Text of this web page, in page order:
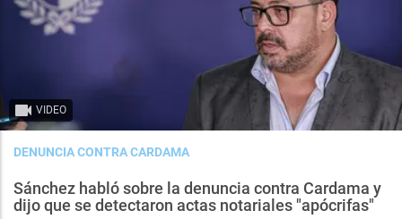
VIDEO
DENUNCIA CONTRA CARDAMA
Sánchez habló sobre la denuncia contra Cardama y
dijo que se detectaron actas notariales "apócrifas"